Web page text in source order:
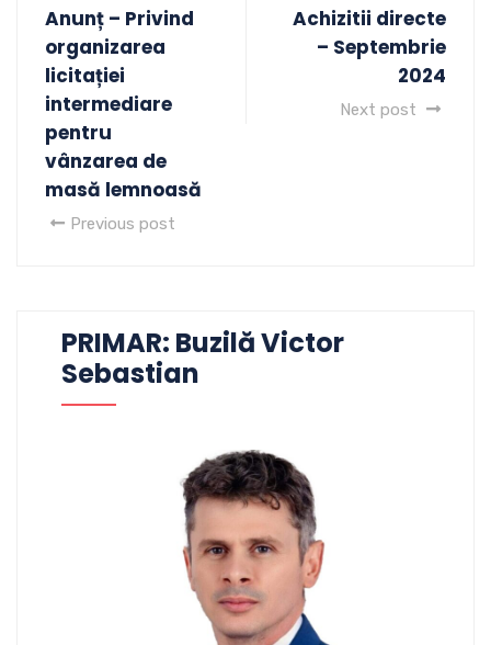
Anunț – Privind
organizarea
licitației
intermediare
pentru
vânzarea de
masă lemnoasă
Previous post
Achizitii directe
– Septembrie
2024
Next post
PRIMAR: Buzilă Victor
Sebastian